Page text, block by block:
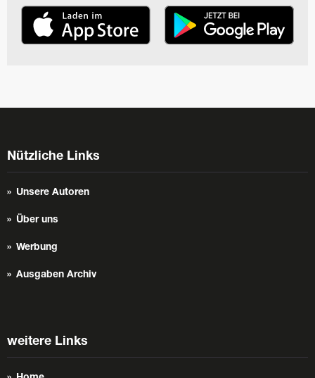
Nützliche Links
Unsere Autoren
Über uns
Werbung
Ausgaben Archiv
weitere Links